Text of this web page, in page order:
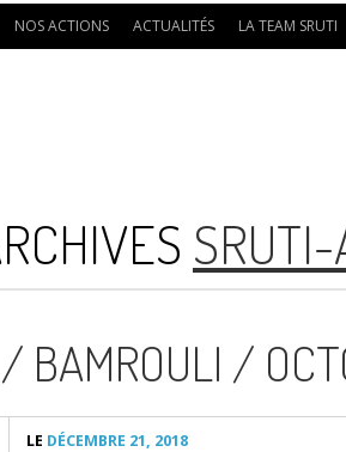
NOS ACTIONS ACTUALITÉS LA TEAM SRUTI
SRUTI-
BAMROULI /
LE DÉCEMBRE 21, 2018